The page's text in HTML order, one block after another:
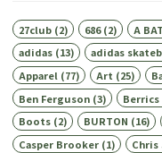
27club(2) 686(2) A
adidas(13) adidas
Apparel (77) Art (25)
Ben Ferguson(3) Berrics
Boots(2) BURTON (16)
Casper Brooker(1)